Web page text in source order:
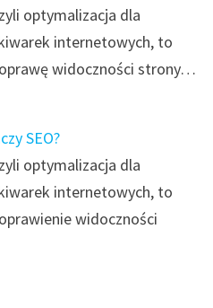
optymalizacja dla
internetowych, to
widoczności strony…
SEO?
optymalizacja dla
internetowych, to
widoczności